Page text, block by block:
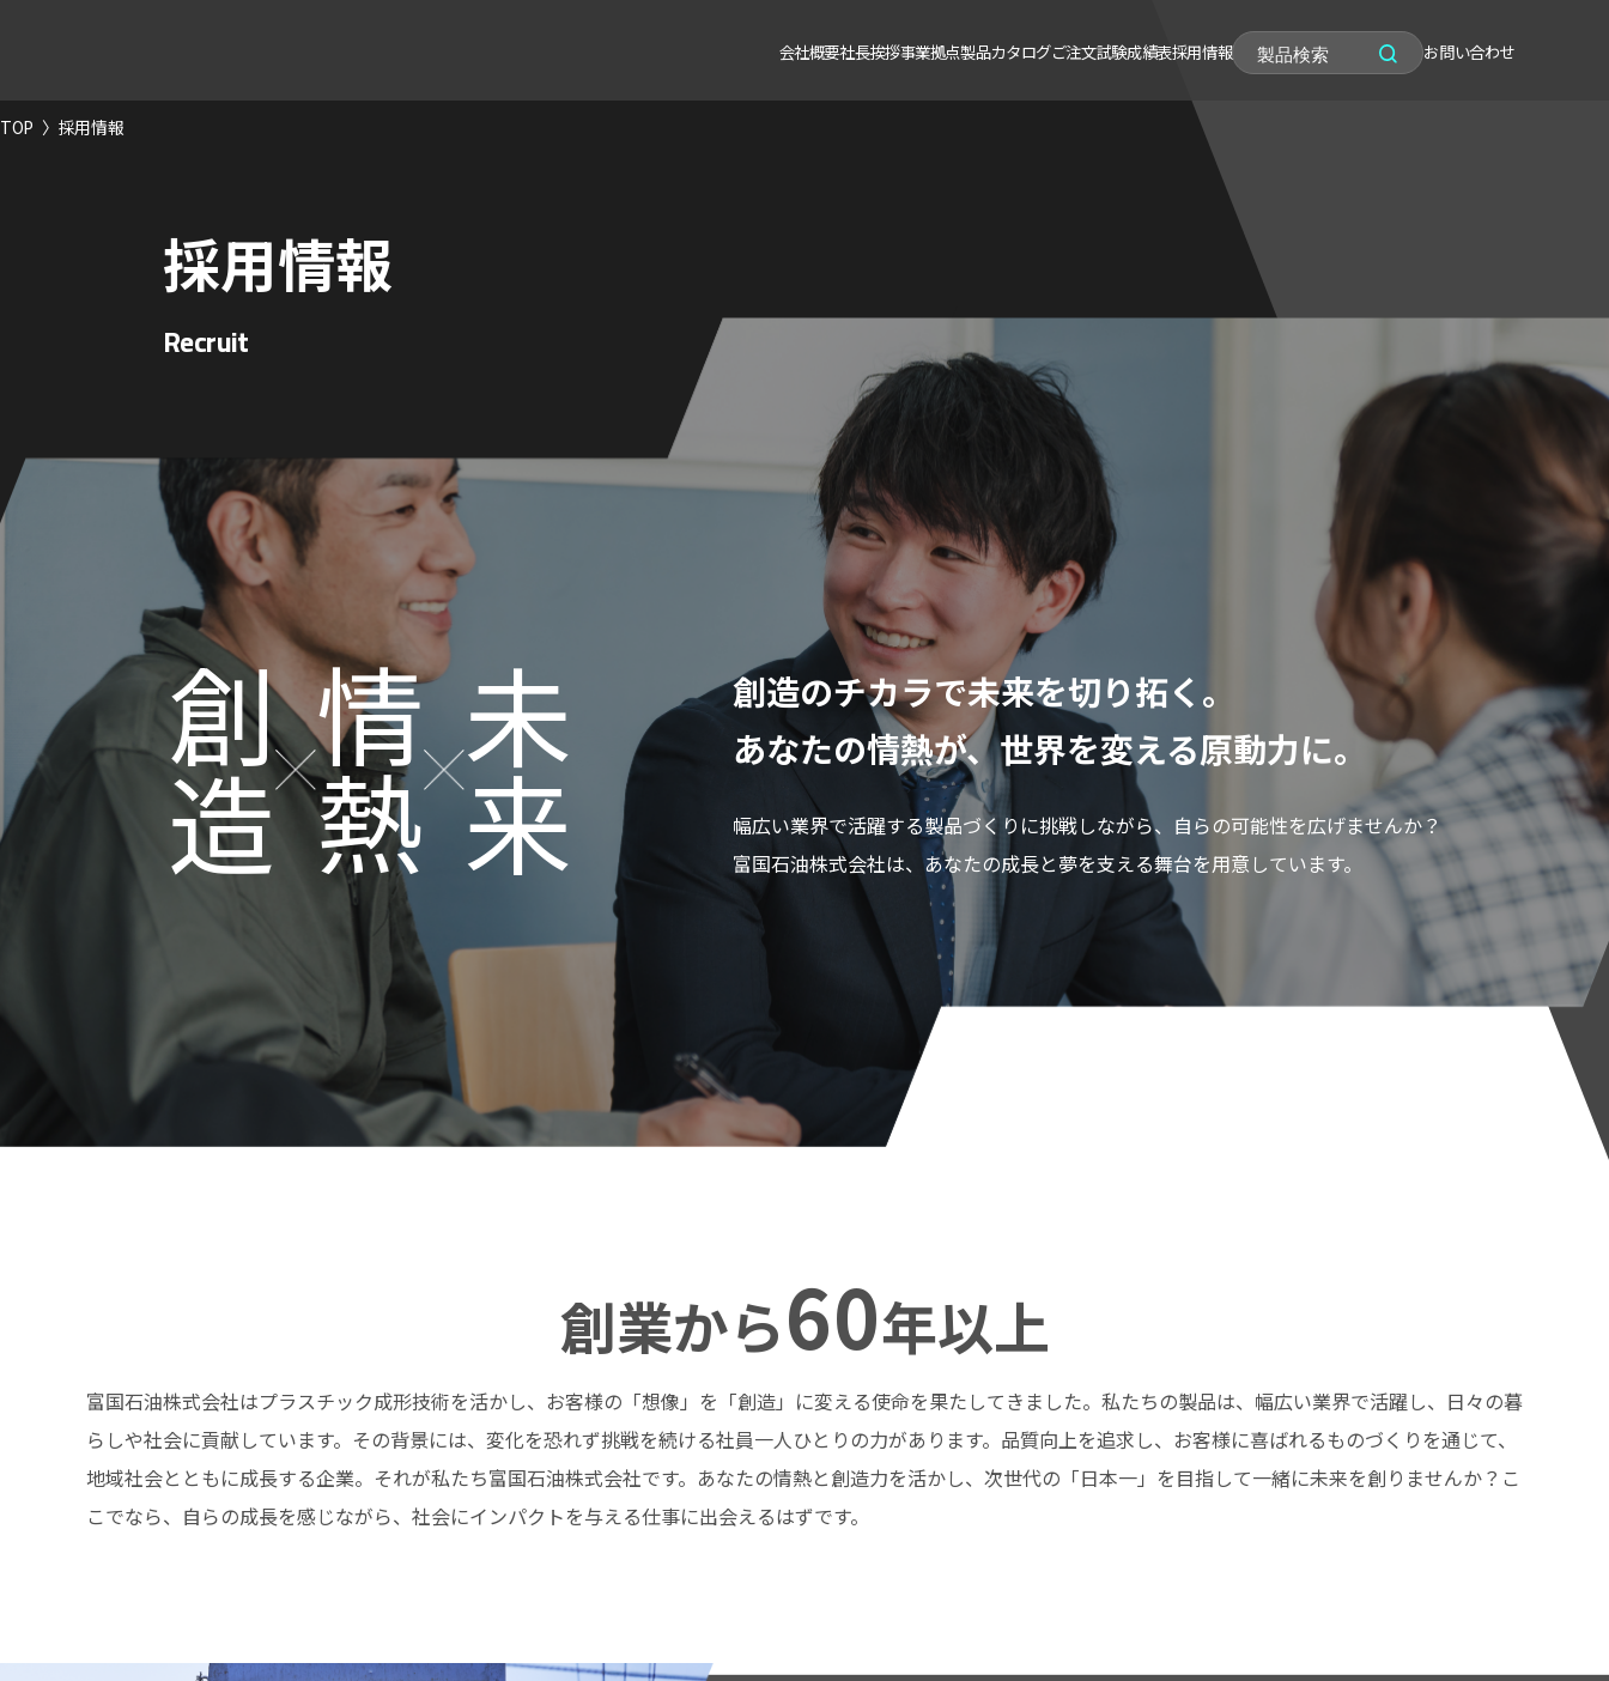
会社概要社長挨拶事業拠点製品カタログご注文試験成績表採用情報 お問い合わせ
TOP 〉 採用情報
採用情報
Recruit
創造情熱未来
創造のチカラで未来を切り拓く。
あなたの情熱が、世界を変える原動力に。
幅広い業界で活躍する製品づくりに挑戦しながら、自らの可能性を広げませんか？
富国石油株式会社は、あなたの成長と夢を支える舞台を用意しています。
創業から60年以上
富国石油株式会社はプラスチック成形技術を活かし、お客様の「想像」を「創造」に変える使命を果たしてきました。私たちの製品は、幅広い業界で活躍し、日々の暮
らしや社会に貢献しています。その背景には、変化を恐れず挑戦を続ける社員一人ひとりの力があります。品質向上を追求し、お客様に喜ばれるものづくりを通じて、
地域社会とともに成長する企業。それが私たち富国石油株式会社です。あなたの情熱と創造力を活かし、次世代の「日本一」を目指して一緒に未来を創りませんか？こ
こでなら、自らの成長を感じながら、社会にインパクトを与える仕事に出会えるはずです。